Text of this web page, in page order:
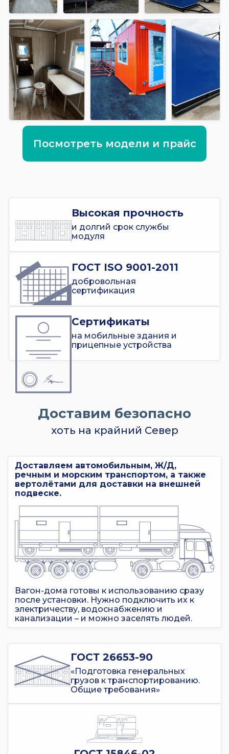
Посмотреть модели и прайс
Высокая прочность
и долгий срок службы
модуля
ГОСТ ISO 9001-2011
добровольная
сертификация
Сертификаты
на мобильные здания и
прицепные устройства
Доставим безопасно
хоть на крайний Север
Доставляем автомобильным, Ж/Д,
речным и морским транспортом, а также
вертолётами для доставки на внешней
подвеске.
Вагон-дома готовы к использованию сразу
после установки. Нужно подключить их к
электричеству, водоснабжению и
канализации – и можно заселять людей.
ГОСТ 26653-90
«Подготовка генеральных
грузов к транспортированию.
Общие требования»